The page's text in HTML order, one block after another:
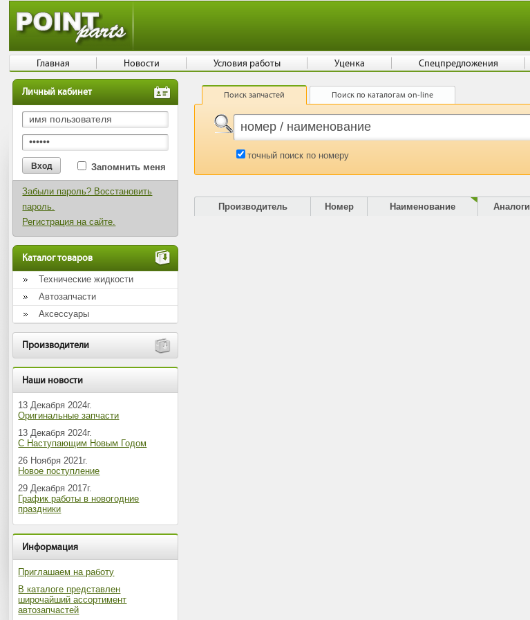
Личный кабинет
Запомнить меня
Забыли пароль? Восстановить
пароль.
Регистрация на сайте.
Каталог товаров
Технические жидкости
Автозапчасти
Аксессуары
Производители
Наши новости
13 Декабря 2024г.
Оригинальные запчасти
13 Декабря 2024г.
С Наступающим Новым Годом
26 Ноября 2021г.
Новое поступление
29 Декабря 2017г.
График работы в новогодние
праздники
Информация
Приглашаем на работу
В каталоге представлен
широчайший ассортимент
автозапчастей
Поиск запчастей Поиск по каталогам on-line
точный поиск по номеру
Производитель Номер Наименование Аналоги
Главная Новости Условия работы Уценка Спецпредложения